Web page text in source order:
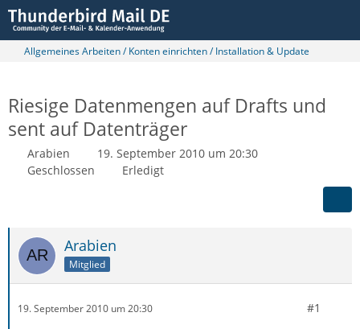
Allgemeines Arbeiten / Konten einrichten / Installation & Update
Riesige Datenmengen auf Drafts und
sent auf Datenträger
Arabien
19. September 2010 um 20:30
Geschlossen
Erledigt
Arabien
Mitglied
19. September 2010 um 20:30 #1